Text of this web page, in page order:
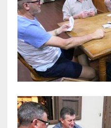
Planos
Publicações Oficiais
SIAFIC
Contas
Contas – TCE
Relatório Anual de Gestão